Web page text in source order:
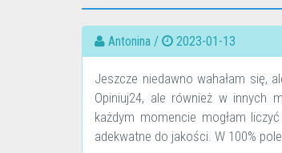
Antonina / 2023-01-13
Jeszcze niedawno wahałam się,
Opiniuj24, ale również w innych
każdym momencie mogłam
adekwatne do jakości. W 100%